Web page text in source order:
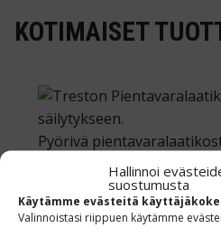
Hallinnoi
suostumusta
Käytämme evästeitä
Valinnoistasi riippuen käytämme
KOTIMAISET
Pyörivä
0 % ALV
/ kpl
Leasing hinta alk.9.00€/kk